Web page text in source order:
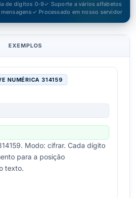
de dígitos 0-9✓ Suporte a vários alfabetos
✓ Processado em nosso servidor
EXEMPLOS
NUMÉRICA 314159
Modo: cifrar. Cada dígito
para a posição
texto.